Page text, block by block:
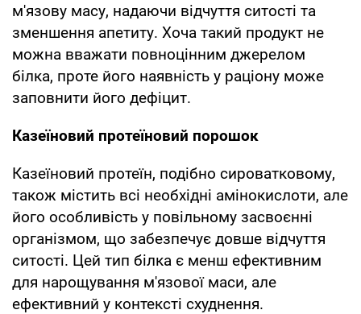
м'язову масу, надаючи відчуття ситості та
зменшення апетиту. Хоча такий продукт не
можна вважати повноцінним джерелом
білка, проте його наявність у раціону може
заповнити його дефіцит.
Казеїновий протеїновий порошок
Казеїновий протеїн, подібно сироватковому,
також містить всі необхідні амінокислоти, але
його особливість у повільному засвоєнні
організмом, що забезпечує довше відчуття
ситості. Цей тип білка є менш ефективним
для нарощування м'язової маси, але
ефективний у контексті схуднення.